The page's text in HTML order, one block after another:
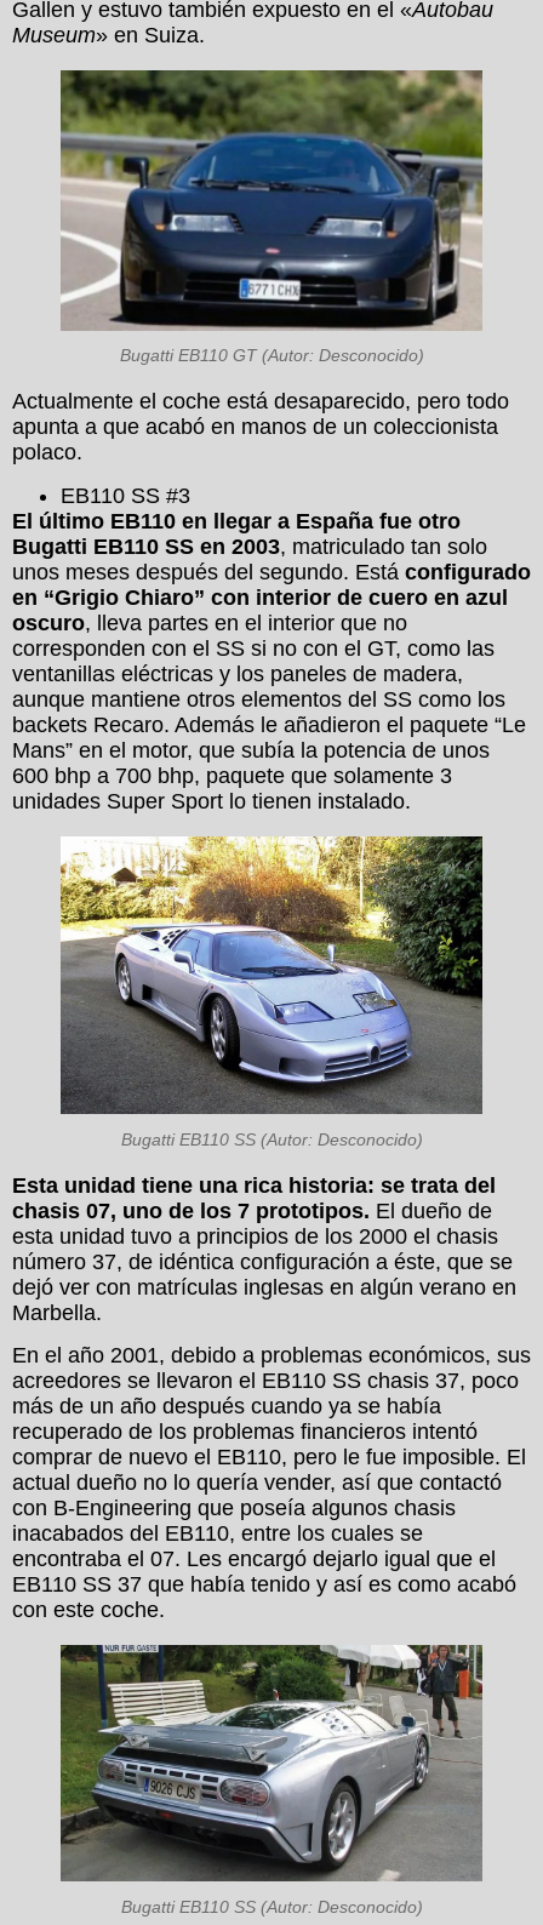
Gallen y estuvo también expuesto en el «Autobau
Museum» en Suiza.
Bugatti EB110 GT (Autor: Desconocido)
Actualmente el coche está desaparecido, pero todo
apunta a que acabó en manos de un coleccionista
polaco.
EB110 SS #3
El último EB110 en llegar a España fue otro
Bugatti EB110 SS en 2003, matriculado tan solo
unos meses después del segundo. Está configurado
en “Grigio Chiaro” con interior de cuero en azul
oscuro, lleva partes en el interior que no
corresponden con el SS si no con el GT, como las
ventanillas eléctricas y los paneles de madera,
aunque mantiene otros elementos del SS como los
backets Recaro. Además le añadieron el paquete “Le
Mans” en el motor, que subía la potencia de unos
600 bhp a 700 bhp, paquete que solamente 3
unidades Super Sport lo tienen instalado.
Bugatti EB110 SS (Autor: Desconocido)
Esta unidad tiene una rica historia: se trata del
chasis 07, uno de los 7 prototipos. El dueño de
esta unidad tuvo a principios de los 2000 el chasis
número 37, de idéntica configuración a éste, que se
dejó ver con matrículas inglesas en algún verano en
Marbella.
En el año 2001, debido a problemas económicos, sus
acreedores se llevaron el EB110 SS chasis 37, poco
más de un año después cuando ya se había
recuperado de los problemas financieros intentó
comprar de nuevo el EB110, pero le fue imposible. El
actual dueño no lo quería vender, así que contactó
con B-Engineering que poseía algunos chasis
inacabados del EB110, entre los cuales se
encontraba el 07. Les encargó dejarlo igual que el
EB110 SS 37 que había tenido y así es como acabó
con este coche.
Bugatti EB110 SS (Autor: Desconocido)